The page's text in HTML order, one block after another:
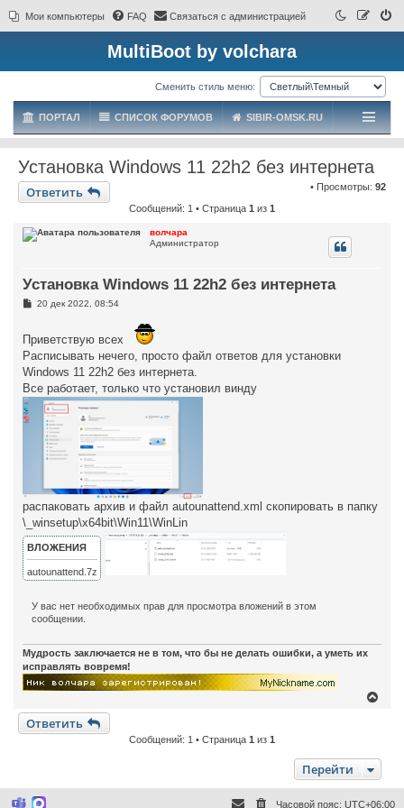
Мои компьютеры FAQ Связаться с администрацией
MultiBoot by volchara
Сменить стиль меню:
ПОРТАЛ СПИСОК ФОРУМОВ SIBIR-OMSK.RU
Установка Windows 11 22h2 без интернета
Ответить • Просмотры: 92
Сообщений: 1 • Страница 1 из 1
волчара
Администратор
Установка Windows 11 22h2 без интернета
С
щ
е
н
и
е
20 дек 2022, 08:54
Приветствую всех
Расписывать нечего, просто файл ответов для установки
Windows 11 22h2 без интернета.
Все работает, только что установил винду
распаковать архив и файл autounattend.xml скопировать в папку
\_winsetup\x64bit\Win11\WinLin
ВЛОЖЕНИЯ
autounattend.7z
У вас нет необходимых прав для просмотра вложений в этом
сообщении.
Мудрость заключается не в том, что бы не делать ошибки, а уметь их
исправлять вовремя!
т
Ответить
Сообщений: 1 • Страница 1 из 1
Перейти
Часовой пояс: UTC+06:00